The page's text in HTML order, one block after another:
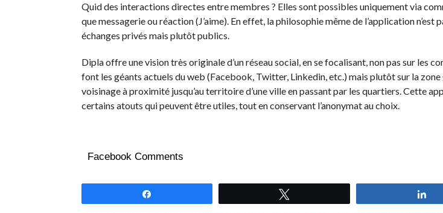
Quid des interactions directes entre membres ? Elles sont possibles uniquement via
que messagerie ou réaction (J’aime). En effet, la philosophie même de l’application n’est
échanges privés mais plutôt publics.
Dipla offre une vision très originale d’un réseau social, en se focalisant, non pas sur les
font les géants actuels du web (Facebook, Twitter, Linkedin, etc.) mais plutôt sur la
voisinage à proximité jusqu’au territoire d’une ville en passant par les quartiers. Cette
certains atouts qui peuvent être utiles, tout en conservant l’anonymat au choix.
Facebook Comments